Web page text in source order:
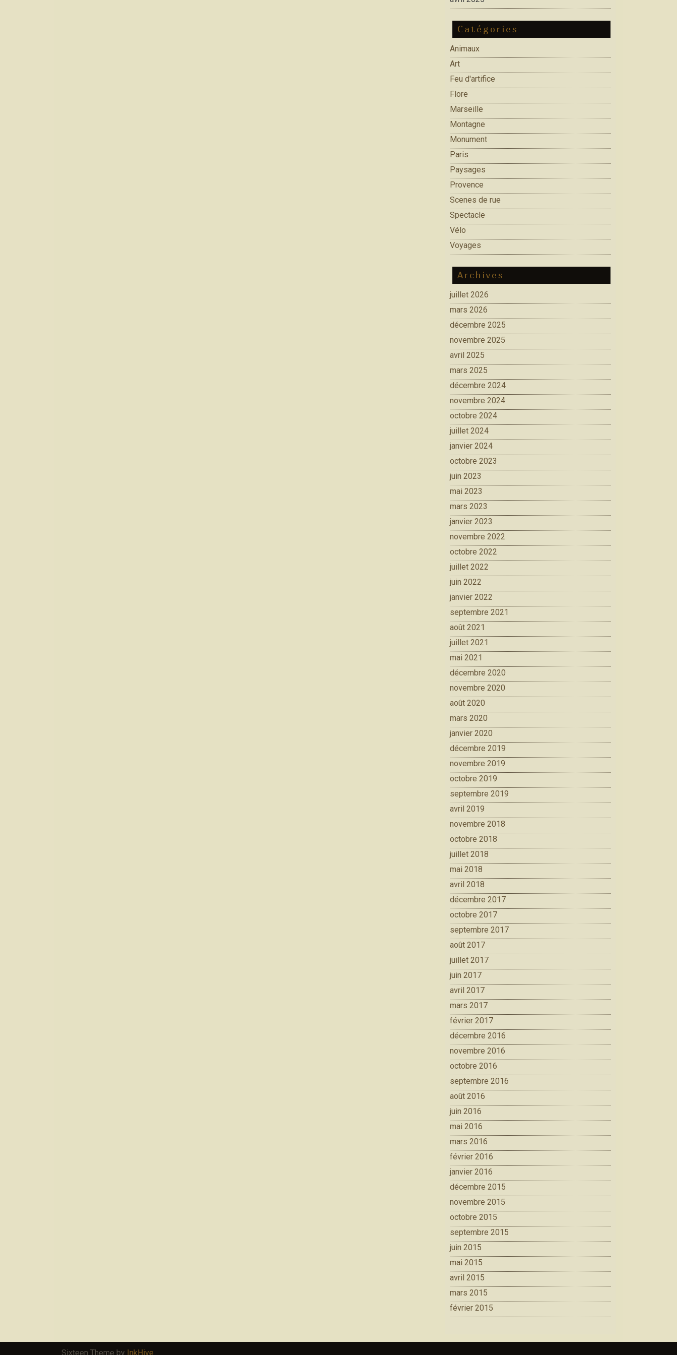
Catégories
Animaux
Art
Feu d'artifice
Flore
Marseille
Montagne
Monument
Paris
Paysages
Provence
Scenes de rue
Spectacle
Vélo
Voyages
Archives
juillet 2026
mars 2026
décembre 2025
novembre 2025
avril 2025
mars 2025
décembre 2024
novembre 2024
octobre 2024
juillet 2024
janvier 2024
octobre 2023
juin 2023
mai 2023
mars 2023
janvier 2023
novembre 2022
octobre 2022
juillet 2022
juin 2022
janvier 2022
septembre 2021
août 2021
juillet 2021
mai 2021
décembre 2020
novembre 2020
août 2020
mars 2020
janvier 2020
décembre 2019
novembre 2019
octobre 2019
septembre 2019
avril 2019
novembre 2018
octobre 2018
juillet 2018
mai 2018
avril 2018
décembre 2017
octobre 2017
septembre 2017
août 2017
juillet 2017
juin 2017
avril 2017
mars 2017
février 2017
décembre 2016
novembre 2016
octobre 2016
septembre 2016
août 2016
juin 2016
mai 2016
mars 2016
février 2016
janvier 2016
décembre 2015
novembre 2015
octobre 2015
septembre 2015
juin 2015
mai 2015
avril 2015
mars 2015
février 2015
Sixteen Theme by InkHive